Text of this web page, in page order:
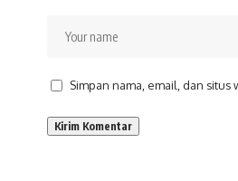
Simpan nama, email, dan